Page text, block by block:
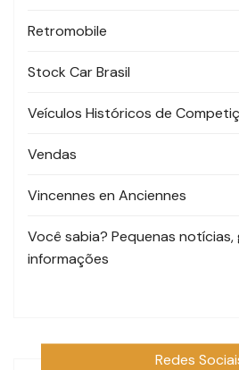
Retromobile
Stock Car Brasil
Veículos Históricos de
Vendas
Vincennes en Anciennes
Você sabia? Pequenas notícias,
informações
Redes